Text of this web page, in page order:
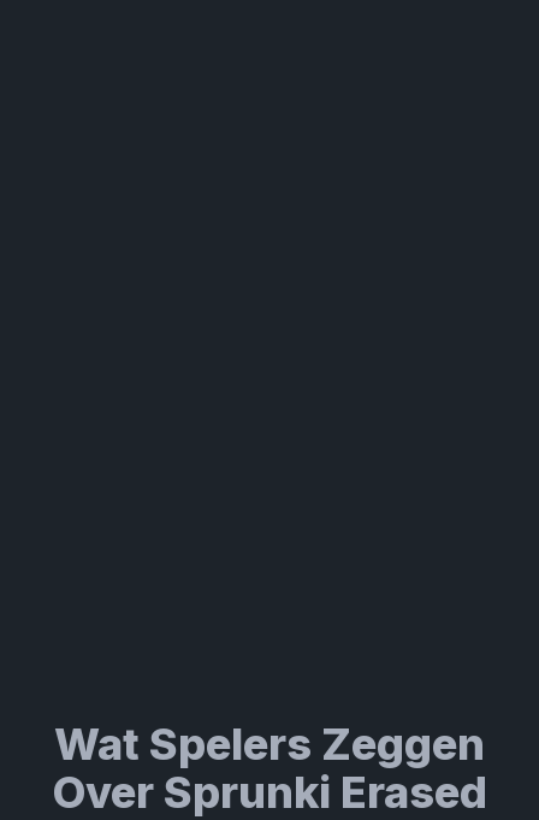
Wat Spelers Zeggen
Over Sprunki Erased